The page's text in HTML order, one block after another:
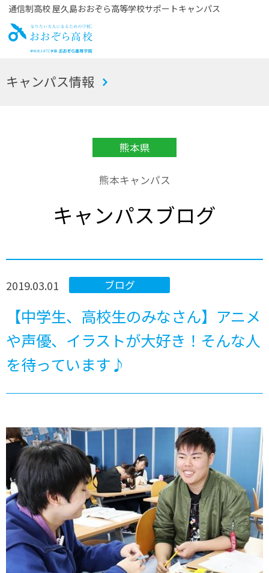
通信制高校 屋久島おおぞら高等学校サポートキャンパス
お
キャンパス情報
熊本県
熊本キャンパス
キャンパスブログ
ブログ
2019.03.01
【中学生、高校生のみなさん】アニメ
や声優、イラストが大好き！そんな人
を待っています♪